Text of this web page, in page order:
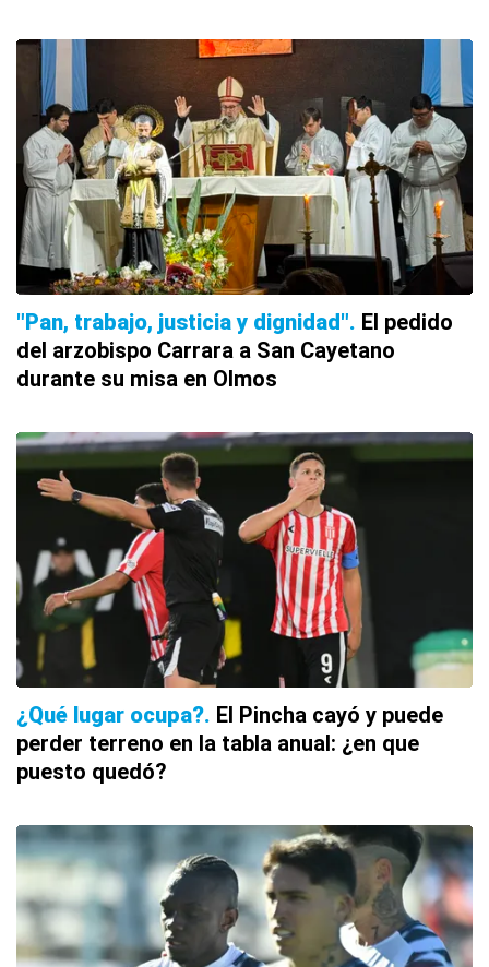
"Pan, trabajo, justicia y dignidad" El pedido
del arzobispo Carrara a San Cayetano
durante su misa en Olmos
¿Qué lugar ocupa? El Pincha cayó y puede
perder terreno en la tabla anual: ¿en que
puesto quedó?